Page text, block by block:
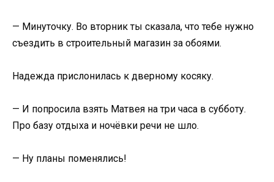
— Минуточку. Во вторник ты сказала, что тебе нужно
съездить в строительный магазин за обоями.
Надежда прислонилась к дверному косяку.
— И попросила взять Матвея на три часа в субботу.
Про базу отдыха и ночёвки речи не шло.
— Ну планы поменялись!